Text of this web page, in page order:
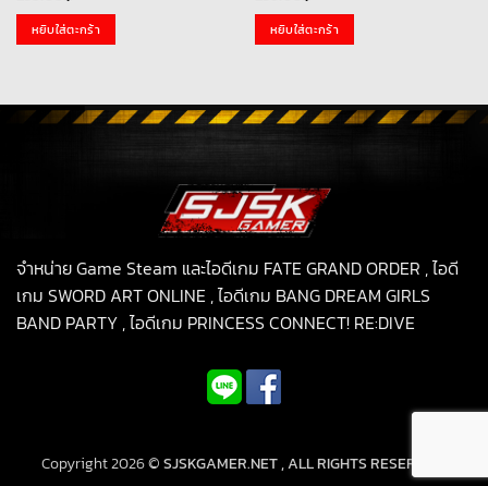
หยิบใส่ตะกร้า หยิบใส่ตะกร้า
จำหน่าย Game Steam และไอดีเกม FATE GRAND ORDER , ไอดี
เกม SWORD ART ONLINE , ไอดีเกม BANG DREAM GIRLS
BAND PARTY , ไอดีเกม PRINCESS CONNECT! RE:DIVE
Copyright 2026 ©SJSKGAMER.NET , ALL RIGHTS RESERVED.